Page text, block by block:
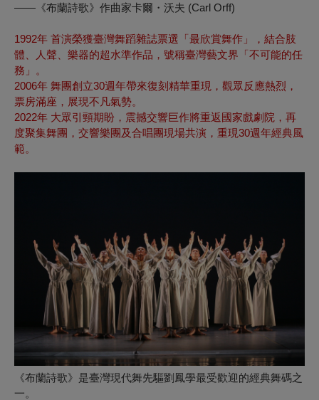
——《布蘭詩歌》作曲家卡爾・沃夫 (Carl Orff)
1992年 首演榮獲臺灣舞蹈雜誌票選「最欣賞舞作」，結合肢
體、人聲、樂器的超水準作品，號稱臺灣藝文界「不可能的任
務」。
2006年 舞團創立30週年帶來復刻精華重現，觀眾反應熱烈，
票房滿座，展現不凡氣勢。
2022年 大眾引頸期盼，震撼交響巨作將重返國家戲劇院，再
度聚集舞團，交響樂團及合唱團現場共演，重現30週年經典風
範。
《布蘭詩歌》是臺灣現代舞先驅劉鳳學最受歡迎的經典舞碼之
一。